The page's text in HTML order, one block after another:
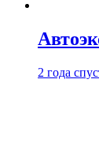
2 года